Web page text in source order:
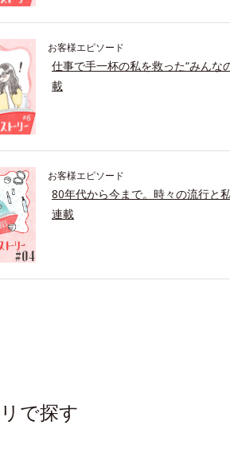
お客様エピソード
仕事で手一杯の私を救った“みんな
載
お客様エピソード
80年代から今まで。時々の流行と
連載
で探す